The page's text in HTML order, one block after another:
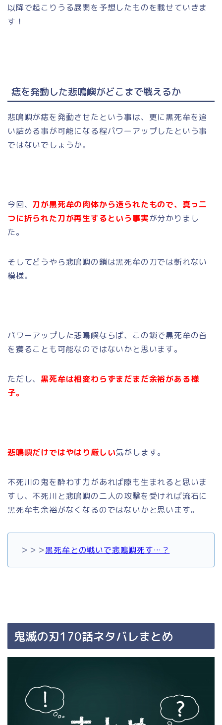
以降で起こりうる展開を予想したものを載せていきま
す！
痣を発動した悲鳴嶼がどこまで戦えるか
悲鳴嶼が痣を発動させたという事は、更に黒死牟を追
い詰める事が可能になる程パワーアップしたという事
ではないでしょうか。
今回、 刀が黒死牟の肉体から造られたもので、真っ二
つに折られた刀が再生するという事実が分かりまし
た。
そしてどうやら悲鳴嶼の鎖は黒死牟の刀では斬れない
模様。
パワーアップした悲鳴嶼ならば、この鎖で黒死牟の首
を獲ることも可能なのではないかと思います。
ただし、 黒死牟は相変わらずまだまだ余裕がある様
子。
悲鳴嶼だけではやはり厳しい気がします。
不死川の鬼を酔わす力があれば隙も生まれると思いま
すし、不死川と悲鳴嶼の二人の攻撃を受ければ流石に
黒死牟も余裕がなくなるのではないかと思います。
＞＞＞黒死牟との戦いで悲鳴嶼死す…？
鬼滅の刃170話ネタバレまとめ